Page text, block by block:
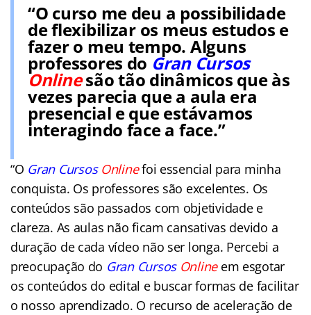
“O curso me deu a possibilidade
de flexibilizar os meus estudos e
fazer o meu tempo. Alguns
professores do Gran Cursos
Onlinesão tão dinâmicos que às
vezes parecia que a aula era
presencial e que estávamos
interagindo face a face.”
“O Gran Cursos Onlinefoi essencial para minha
conquista. Os professores são excelentes. Os
conteúdos são passados com objetividade e
clareza. As aulas não ficam cansativas devido a
duração de cada vídeo não ser longa. Percebi a
preocupação do Gran Cursos Onlineem esgotar
os conteúdos do edital e buscar formas de facilitar
o nosso aprendizado. O recurso de aceleração de